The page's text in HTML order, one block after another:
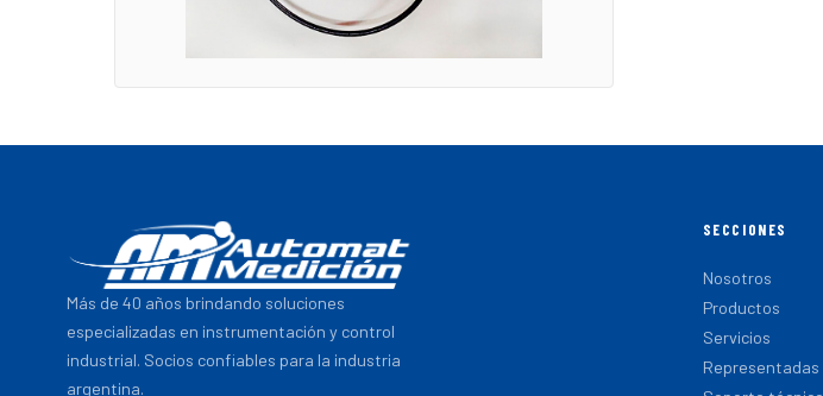
Más de 40 años brindando soluciones
especializadas en instrumentación y control
industrial. Socios confiables para la industria
argentina.
SECCIONES
Nosotros
Productos
Servicios
Representadas